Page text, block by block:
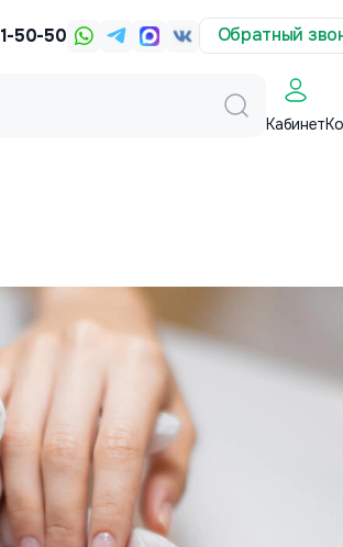
50-50 Обратный
Кабинет